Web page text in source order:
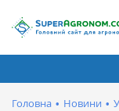
Головна • Новини •